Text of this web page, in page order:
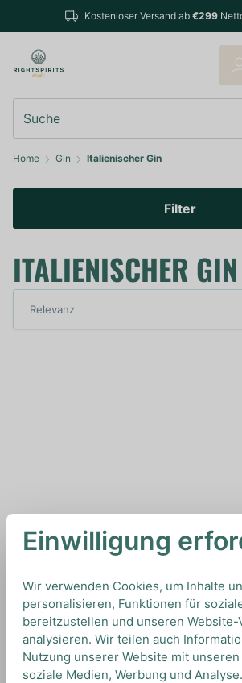
Kostenloser Versand ab €299
Home Gin Italienischer Gin
Filter
ITALIENISCHER GIN
Einwilligung
Wir verwenden Cookies, um Inhalte
personalisieren, Funktionen für
bereitzustellen und unseren Website-
analysieren. Wir teilen auch
Nutzung unserer Website mit
soziale Medien, Werbung und